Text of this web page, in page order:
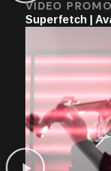
VIDEO
Superfetch |